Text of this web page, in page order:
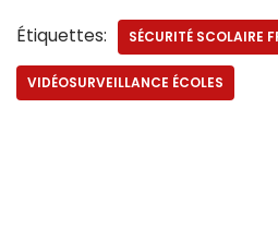
Étiquettes: SÉCURITÉ SCOLAIRE
VIDÉOSURVEILLANCE ÉCOLES